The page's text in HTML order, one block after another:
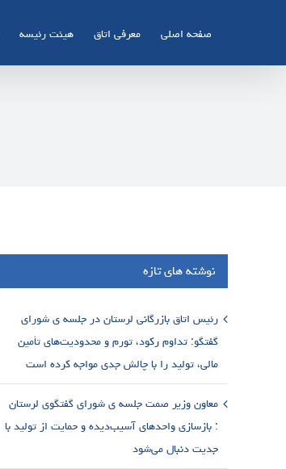
صفحه اصلی معرفی اتاق هیئت رئیسه
نوشته های تازه
رئیس اتاق بازرگانی لرستان در جلسه ی شورای
گفتگو: تداوم رکود، تورم و محدودیت‌های تأمین
مالی، تولید را با چالش جدی مواجه کرده است
معاون وزیر صمت جلسه ی شورای گفتگوی لرستان
: بازسازی واحدهای آسیب‌دیده و حمایت از تولید با
جدیت دنبال می‌شود